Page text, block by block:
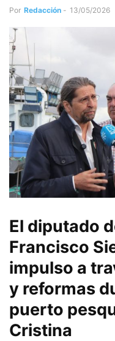
Por Redacción - 13/05/2026
El diputado
Francisco
impulso a
y reformas
puerto
Cristina